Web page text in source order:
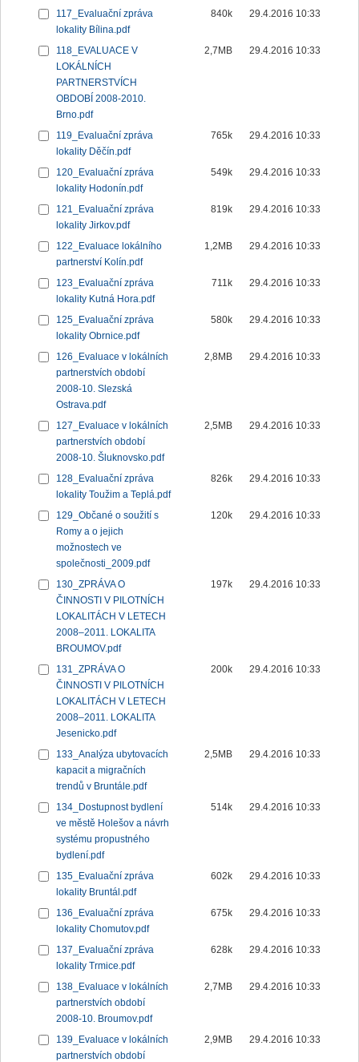
117_Evaluační zpráva
lokality Bílina.pdf
840k 29.4.2016 10:33
118_EVALUACE V
LOKÁLNÍCH
PARTNERSTVÍCH
OBDOBÍ 2008-2010.
Brno.pdf
2,7MB 29.4.2016 10:33
119_Evaluační zpráva
lokality Děčín.pdf
765k 29.4.2016 10:33
120_Evaluační zpráva
lokality Hodonín.pdf
549k 29.4.2016 10:33
121_Evaluační zpráva
lokality Jirkov.pdf
819k 29.4.2016 10:33
122_Evaluace lokálního
partnerství Kolín.pdf
1,2MB 29.4.2016 10:33
123_Evaluační zpráva
lokality Kutná Hora.pdf
711k 29.4.2016 10:33
125_Evaluační zpráva
lokality Obrnice.pdf
580k 29.4.2016 10:33
126_Evaluace v lokálních
partnerstvích období
2008-10. Slezská
Ostrava.pdf
2,8MB 29.4.2016 10:33
127_Evaluace v lokálních
partnerstvích období
2008-10. Šluknovsko.pdf
2,5MB 29.4.2016 10:33
128_Evaluační zpráva
lokality Toužim a Teplá.pdf
826k 29.4.2016 10:33
129_Občané o soužití s
Romy a o jejich
možnostech ve
společnosti_2009.pdf
120k 29.4.2016 10:33
130_ZPRÁVA O
ČINNOSTI V PILOTNÍCH
LOKALITÁCH V LETECH
2008–2011. LOKALITA
BROUMOV.pdf
197k 29.4.2016 10:33
131_ZPRÁVA O
ČINNOSTI V PILOTNÍCH
LOKALITÁCH V LETECH
2008–2011. LOKALITA
Jesenicko.pdf
200k 29.4.2016 10:33
133_Analýza ubytovacích
kapacit a migračních
trendů v Bruntále.pdf
2,5MB 29.4.2016 10:33
134_Dostupnost bydlení
ve městě Holešov a návrh
systému propustného
bydlení.pdf
514k 29.4.2016 10:33
135_Evaluační zpráva
lokality Bruntál.pdf
602k 29.4.2016 10:33
136_Evaluační zpráva
lokality Chomutov.pdf
675k 29.4.2016 10:33
137_Evaluační zpráva
lokality Trmice.pdf
628k 29.4.2016 10:33
138_Evaluace v lokálních
partnerstvích období
2008-10. Broumov.pdf
2,7MB 29.4.2016 10:33
139_Evaluace v lokálních
partnerstvích období
2,9MB 29.4.2016 10:33